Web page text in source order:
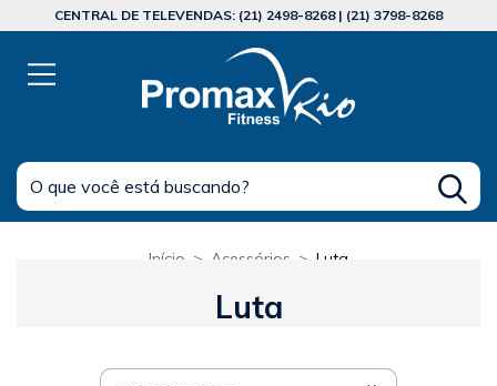
CENTRAL DE TELEVENDAS: (21) 2498-8268 | (21) 3798-8268
Início > Acessórios > Luta
Luta